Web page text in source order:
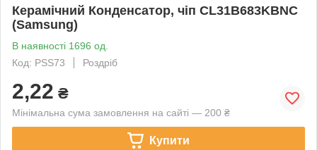
Керамічний Конденсатор, чіп CL31B683KBNC
(Samsung)
В наявності 1696 од.
Код: PSS73
Роздріб
2,22 ₴
Мінімальна сума замовлення на сайті — 200 ₴
Купити